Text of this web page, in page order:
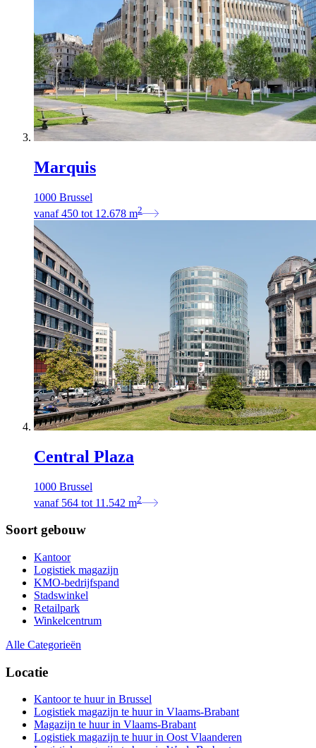
Marquis
1000 Brussel
vanaf 450 tot 12.678 m2
Central Plaza
1000 Brussel
vanaf 564 tot 11.542 m2
Soort gebouw
Kantoor
Logistiek magazijn
KMO-bedrijfspand
Stadswinkel
Retailpark
Winkelcentrum
Alle Categorieën
Locatie
Kantoor te huur in Brussel
Logistiek magazijn te huur in Vlaams-Brabant
Magazijn te huur in Vlaams-Brabant
Logistiek magazijn te huur in Oost Vlaanderen